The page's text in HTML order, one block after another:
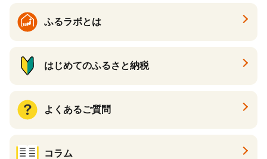
ふるラボとは
はじめてのふるさと納税
よくあるご質問
コラム